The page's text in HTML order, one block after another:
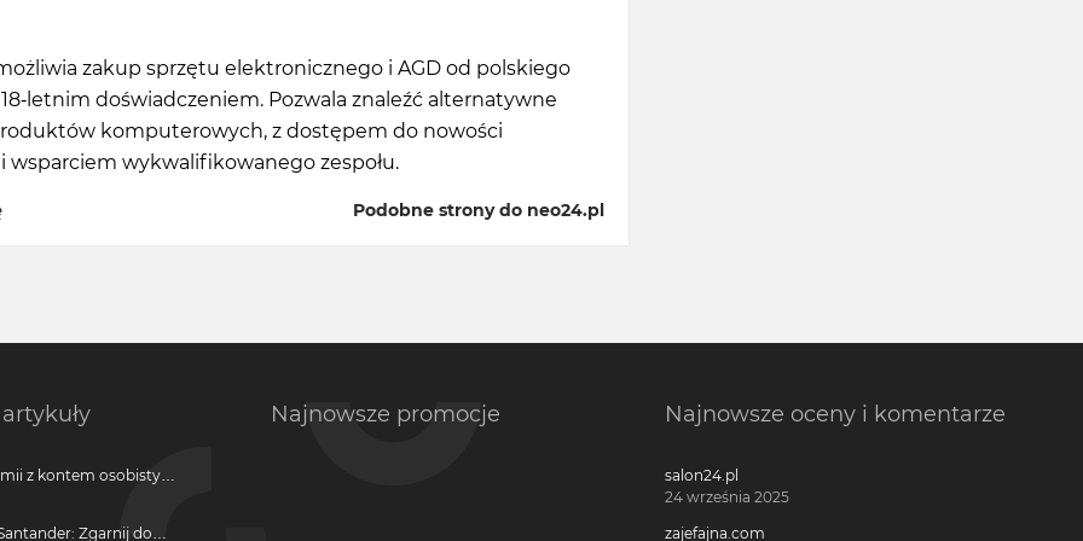
zakup sprzętu elektronicznego i AGD od polskiego
letnim doświadczeniem. Pozwala znaleźć alternatywne
komputerowych, z dostępem do nowości
wsparciem wykwalifikowanego zespołu.
Podobne strony do neo24.pl
z kontem osobistym
Zgarnij do
Najnowsze promocje Najnowsze oceny i komentarze
salon24.pl
24 września 2025
zajefajna.com